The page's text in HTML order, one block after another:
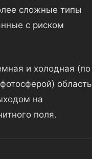
сложные типы
с риском
и холодная (по
область
на
поля.